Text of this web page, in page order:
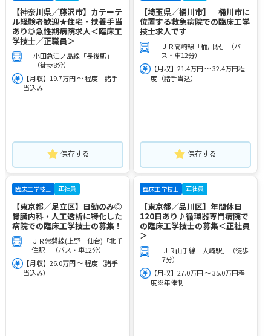
【神奈川県／藤沢市】カテーテ
ル経験者歓迎★住宅・扶養手当
あり◎急性期病院求人＜臨床工
学技士／正職員＞
小田急江ノ島線「長後駅」
（徒歩8分）
【月収】19.7万円 ～ 程度 諸手
当込み
保存する
【埼玉県／桶川市】 桶川市に
位置する救急病院での臨床工学
技士求人です
ＪＲ高崎線「桶川駅」（バ
ス・車12分）
【月収】21.4万円 ～ 32.4万円程
度（諸手当込）
保存する
臨床工学技士 正社員
【東京都／足立区】日勤のみ◎
腎臓内科・人工透析に特化した
病院での臨床工学技士の募集！
ＪＲ常磐線(上野－仙台)「北千
住駅」（バス・車12分）
【月収】26.0万円 ～ 程度（諸手
当込み）
臨床工学技士 正社員
【東京都／品川区】年間休日
120日あり♪循環器専門病院で
の臨床工学技士の募集＜正社員
＞
ＪＲ山手線「大崎駅」（徒歩
7分）
【月収】27.0万円 ～ 35.0万円程
度※年俸制